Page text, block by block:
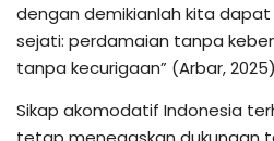
dengan demikianlah kita
sejati: perdamaian tanpa
tanpa kecurigaan” (Arbar, 2025)
Sikap akomodatif Indonesia